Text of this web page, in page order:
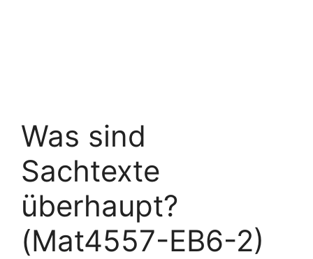
Was sind
Sachtexte
überhaupt?
(Mat4557-EB6-2)